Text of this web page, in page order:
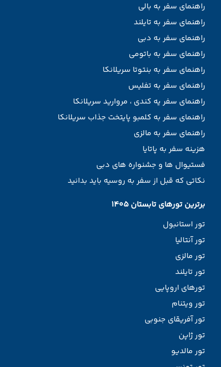
راهنمای سفر به بالی
راهنمای سفر به تایلند
راهنمای سفر به دبی
راهنمای سفر به باتومی
راهنمای سفر به بنتوتا سریلانکا
راهنمای سفر به تفلیس
راهنمای سفر یه کندی ، مروارید سریلانکا
راهنمای سفر به کلمبو پایتخت جذاب سریلانکا
راهنمای سفر به مالزی
هزینه سفر به پاتایا
فستیوال ها و جشنواره های دبی
نکاتی که قبل از سفر به روسیه باید بدانید
برترین تورهای تابستان 1405
تور استانبول
تور آنتالیا
تور مالزی
تور تایلند
تورهای اروپایی
تور ویتنام
تور آفریقای جنوبی
تور ژاپن
تور مالدیو